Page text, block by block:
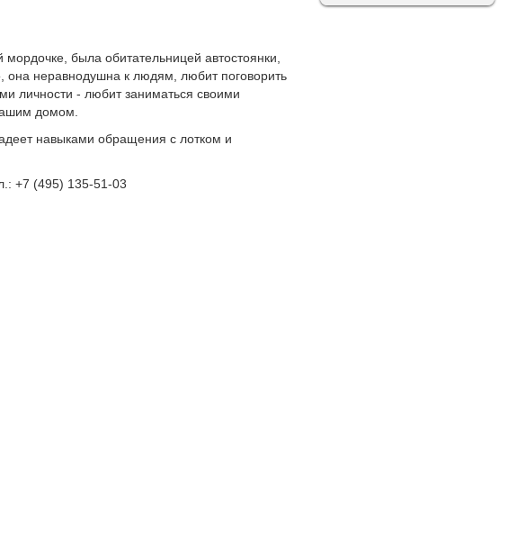
была обитательницей автостоянки,
она неравнодушна к людям, любит поговорить
личности - любит заниматься своими
домом.
навыками обращения с лотком и
+7 (495) 135-51-03